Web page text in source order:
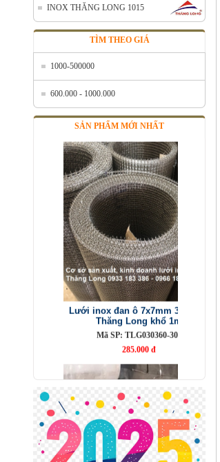
INOX THĂNG LONG 1015
TÌM THEO GIÁ
1000-500000
600.000 - 1000.000
SẢN PHẨM MỚI NHẤT
Mã SP: LL304
Lưới inox đan ô 7x7mm 304 TLG
Thăng Long khổ 1m
Mã SP: TLG030360-304
285.000 đ